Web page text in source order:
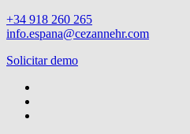
+34 918 260 265
info.espana@cezannehr.com
Solicitar demo